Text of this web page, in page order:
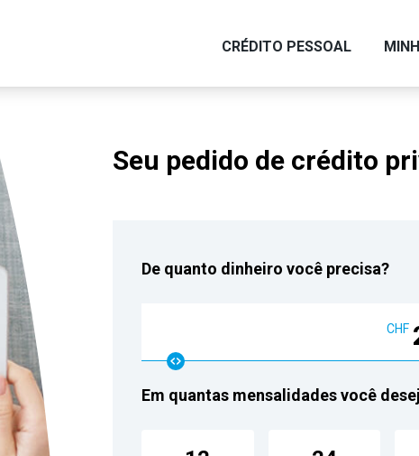
CRÉDITO PESSOAL
Seu pedido de crédito
De quanto dinheiro você precisa?
CHF
Em quantas mensalidades você